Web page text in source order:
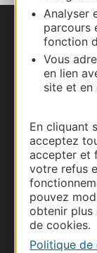
Analyser
parcours
fonction
Vous
en lien
site et en
En cliquant
acceptez
accepter et
votre refus
pouvez
obtenir
de cookies.
Politique
Nous
Carte